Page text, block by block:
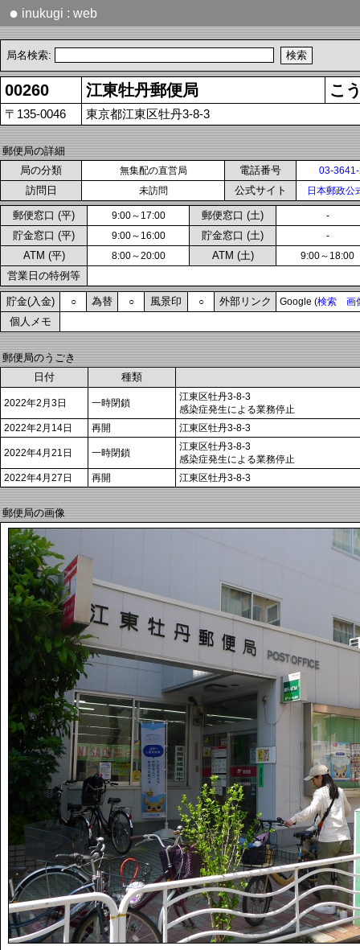
● inukugi : web
局名検索:
00260 江東牡丹郵便局 こ
〒135-0046 東京都江東区牡丹3-8-3
郵便局の詳細
局の分類
無集配の直営局 電話番号 03-
訪問日 未訪問 公式サイト 日本郵政公
郵便窓口 (平) 9:00～17:00 郵便窓口 (土) -
貯金窓口 (平) 9:00～16:00 貯金窓口 (土) -
ATM (平) 8:00～20:00 ATM (土) 9:00～18:00
営業日の特例等
貯金(入金) ○ 為替 ○ 風景印 ○ 外部リンク Google (検索 画
個人メモ
郵便局のうごき
日付
種類
2022年2月3日 一時閉鎖
江東区牡丹3-8-3
感染症発生による業務停止
2022年2月14日
再開 江東区牡丹3-8-3
2022年4月21日 一時閉鎖
江東区牡丹3-8-3
感染症発生による業務停止
2022年4月27日
再開 江東区牡丹3-8-3
郵便局の画像